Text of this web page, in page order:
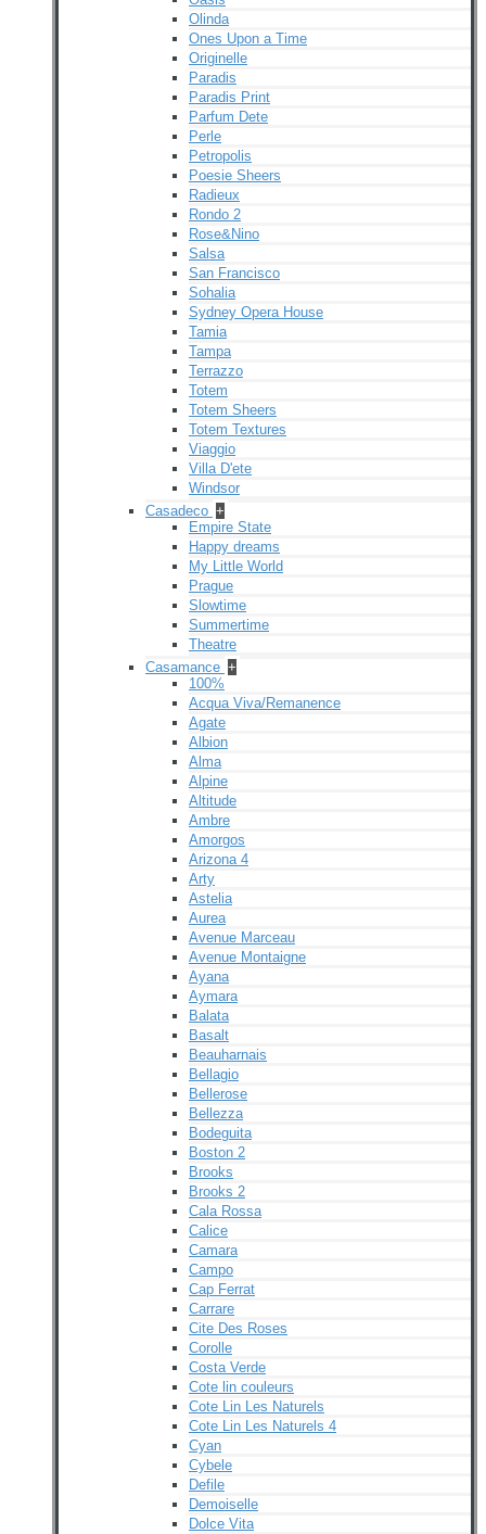
Olinda
Ones Upon a Time
Originelle
Paradis
Paradis Print
Parfum Dete
Perle
Petropolis
Poesie Sheers
Radieux
Rondo 2
Rose&Nino
Salsa
San Francisco
Sohalia
Sydney Opera House
Tamia
Tampa
Terrazzo
Totem
Totem Sheers
Totem Textures
Viaggio
Villa D'ete
Windsor
Casadeco +
Empire State
Happy dreams
My Little World
Prague
Slowtime
Summertime
Theatre
Casamance +
100%
Acqua Viva/Remanence
Agate
Albion
Alma
Alpine
Altitude
Ambre
Amorgos
Arizona 4
Arty
Astelia
Aurea
Avenue Marceau
Avenue Montaigne
Ayana
Aymara
Balata
Basalt
Beauharnais
Bellagio
Bellerose
Bellezza
Bodeguita
Boston 2
Brooks
Brooks 2
Cala Rossa
Calice
Camara
Campo
Cap Ferrat
Carrare
Cite Des Roses
Corolle
Costa Verde
Cote lin couleurs
Cote Lin Les Naturels
Cote Lin Les Naturels 4
Cyan
Cybele
Defile
Demoiselle
Dolce Vita